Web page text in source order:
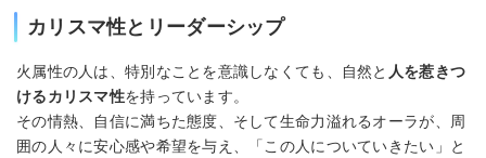
カリスマ性とリーダーシップ
火属性の人は、特別なことを意識しなくても、自然と 人を惹きつ
けるカリスマ性を持っています。
その情熱、自信に満ちた態度、そして生命力溢れるオーラが、周
囲の人々に安心感や希望を与え、「この人についていきたい」と